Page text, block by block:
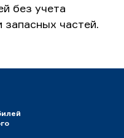
без учета
частей.